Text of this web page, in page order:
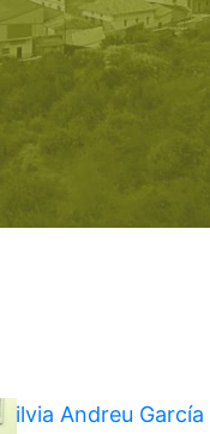
Silvia Andreu García